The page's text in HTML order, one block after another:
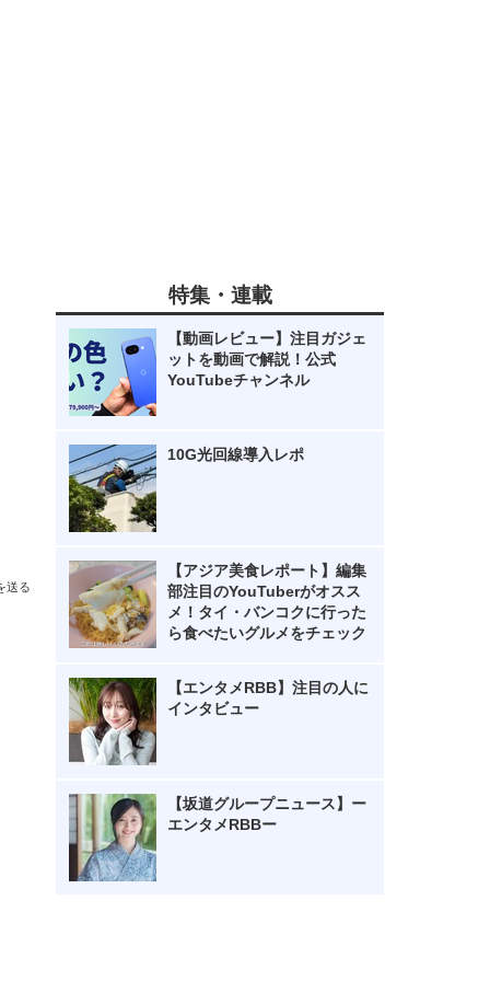
送る
特集・連載
【動画レビュー】注目ガジェ
ットを動画で解説！公式
YouTubeチャンネル
10G光回線導入レポ
【アジア美食レポート】編集
部注目のYouTuberがオスス
メ！タイ・バンコクに行った
ら食べたいグルメをチェック
【エンタメRBB】注目の人に
インタビュー
【坂道グループニュース】ー
エンタメRBBー